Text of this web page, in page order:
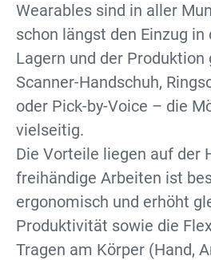
Wearables sind in aller
schon längst den Einzug in
Lagern und der Produktion
Scanner-Handschuh,
oder Pick-by-Voice – die
vielseitig.
Die Vorteile liegen auf der
freihändige Arbeiten ist
ergonomisch und erhöht
Produktivität sowie die
Tragen am Körper (Hand,